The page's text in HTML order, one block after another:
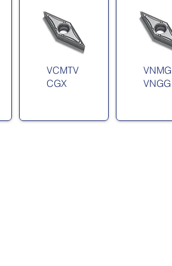
VCMTV
CGX
VNMG
VNGG